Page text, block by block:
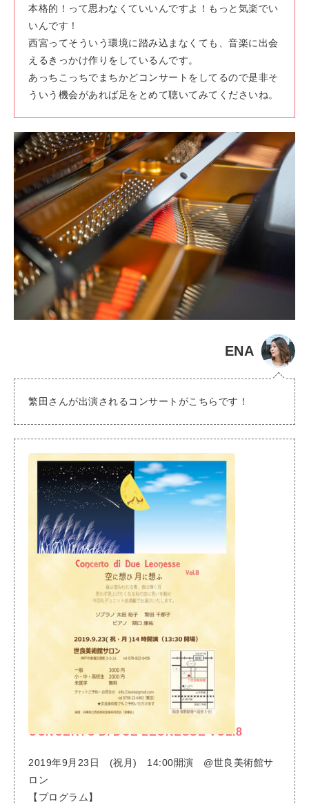
本格的！って思わなくていいんですよ！もっと気楽でい
いんです！
西宮ってそういう環境に踏み込まなくても、音楽に出会
えるきっかけ作りをしているんです。
あっちこっちでまちかどコンサートをしてるので是非そ
ういう機会があれば足をとめて聴いてみてくださいね。
ENA
繁田さんが出演されるコンサートがこちらです！
CONCERTO DI DUE LEONESSE VOL.8
2019年9月23日 (祝月) 14:00開演 @世良美術館サ
ロン
【プログラム】